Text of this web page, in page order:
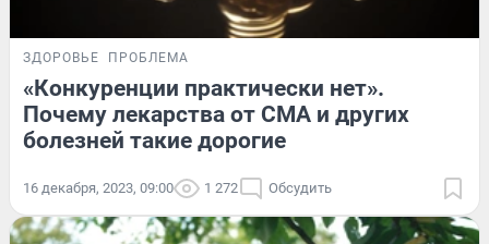
ЗДОРОВЬЕ ПРОБЛЕМА
«Конкуренции практически нет».
Почему лекарства от СМА и других
болезней такие дорогие
16 декабря, 2023, 09:00 1 272 Обсудить